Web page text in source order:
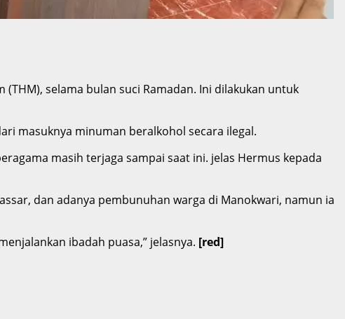
selama bulan suci Ramadan. Ini dilakukan untuk
masuknya minuman beralkohol secara ilegal.
masih terjaga sampai saat ini. jelas Hermus kepada
dan adanya pembunuhan warga di Manokwari, namun ia
ibadah puasa,” jelasnya. [red]